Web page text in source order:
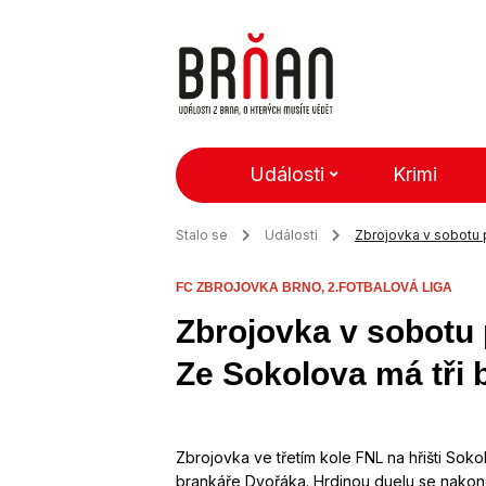
Události Krimi
Stalo se Události Zbrojovka v sobotu
FC ZBROJOVKA BRNO, 2.FOTBALOVÁ LIGA
Zbrojovka v sobotu
Ze Sokolova má tři
Zbrojovka ve třetím kole FNL na hřišti
brankáře Dvořáka. Hrdinou duelu se